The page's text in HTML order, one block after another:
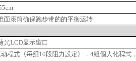
面滚筒确保跑步带的的平衡运转
光LCD显示窗口
程式（每组 10段阻力設定） ， 4組個人化程式，